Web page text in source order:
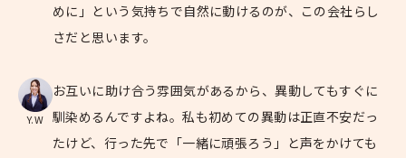
めに」という気持ちで自然に動けるのが、この会社らし
さだと思います。
Y.W
お互いに助け合う雰囲気があるから、異動してもすぐに
馴染めるんですよね。私も初めての異動は正直不安だっ
たけど、行った先で「一緒に頑張ろう」と声をかけても